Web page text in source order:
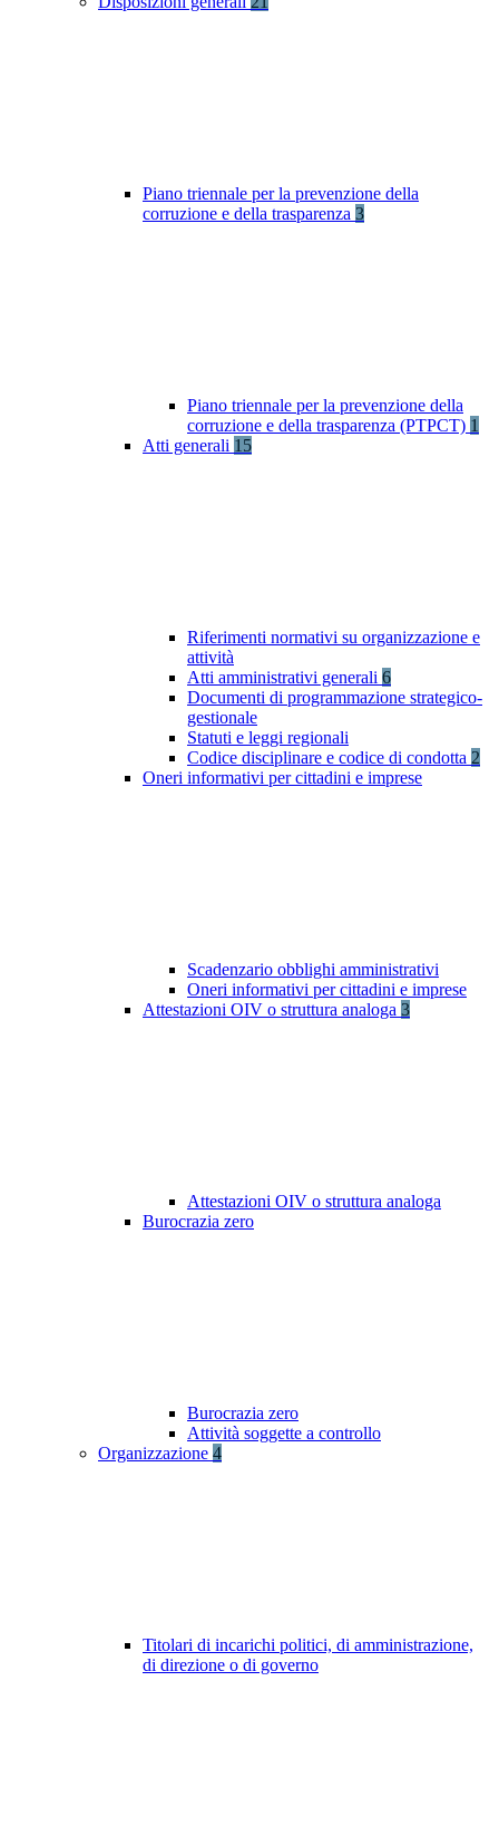
Piano triennale per la prevenzione della
corruzione e della trasparenza 3
Piano triennale per la prevenzione della
corruzione e della trasparenza (PTPCT) 1
Atti generali 15
Riferimenti normativi su organizzazione e
attività
Atti amministrativi generali 6
Documenti di programmazione strategico-
gestionale
Statuti e leggi regionali
Codice disciplinare e codice di condotta 2
Oneri informativi per cittadini e imprese
Scadenzario obblighi amministrativi
Oneri informativi per cittadini e imprese
Attestazioni OIV o struttura analoga 3
Attestazioni OIV o struttura analoga
Burocrazia zero
Burocrazia zero
Attività soggette a controllo
Organizzazione 4
Titolari di incarichi politici, di amministrazione,
di direzione o di governo